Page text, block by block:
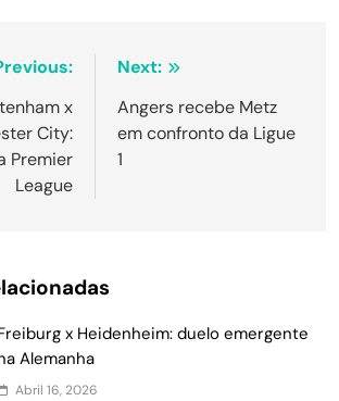
x
City:
Premier
League
Next:
Angers recebe Metz
em confronto da Ligue
1
x Heidenheim: duelo emergente
Alemanha
Abril 16, 2026